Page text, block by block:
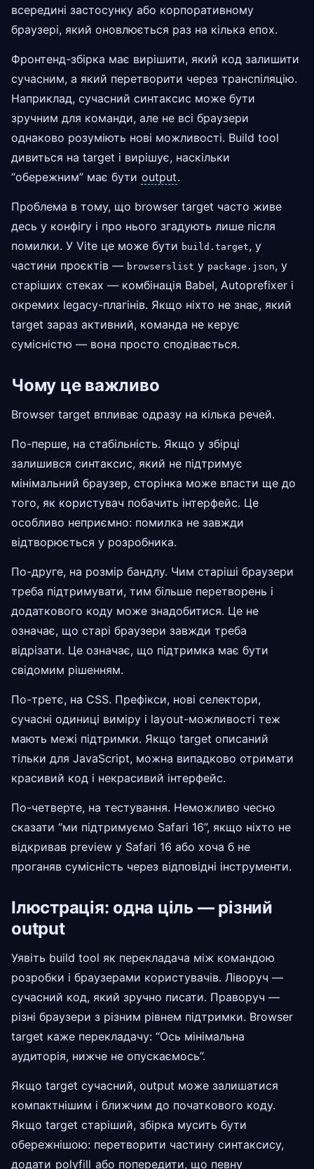
всередині застосунку або корпоративному
браузері, який оновлюється раз на кілька епох.
Фронтенд-збірка має вирішити, який код залишити
сучасним, а який перетворити через транспіляцію.
Наприклад, сучасний синтаксис може бути
зручним для команди, але не всі браузери
однаково розуміють нові можливості. Build tool
дивиться на target і вирішує, наскільки
“обережним” має бути output.
Проблема в тому, що browser target часто живе
десь у конфігу і про нього згадують лише після
помилки. У Vite це може бути build.target, у
частини проєктів — browserslist у package.json, у
старіших стеках — комбінація Babel, Autoprefixer і
окремих legacy-плагінів. Якщо ніхто не знає, який
target зараз активний, команда не керує
сумісністю — вона просто сподівається.
Чому це важливо
Browser target впливає одразу на кілька речей.
По-перше, на стабільність. Якщо у збірці
залишився синтаксис, який не підтримує
мінімальний браузер, сторінка може впасти ще до
того, як користувач побачить інтерфейс. Це
особливо неприємно: помилка не завжди
відтворюється у розробника.
По-друге, на розмір бандлу. Чим старіші браузери
треба підтримувати, тим більше перетворень і
додаткового коду може знадобитися. Це не
означає, що старі браузери завжди треба
відрізати. Це означає, що підтримка має бути
свідомим рішенням.
По-третє, на CSS. Префікси, нові селектори,
сучасні одиниці виміру і layout-можливості теж
мають межі підтримки. Якщо target описаний
тільки для JavaScript, можна випадково отримати
красивий код і некрасивий інтерфейс.
По-четверте, на тестування. Неможливо чесно
сказати “ми підтримуємо Safari 16”, якщо ніхто не
відкривав preview у Safari 16 або хоча б не
проганяв сумісність через відповідні інструменти.
Ілюстрація: одна ціль — різний
output
Уявіть build tool як перекладача між командою
розробки і браузерами користувачів. Ліворуч —
сучасний код, який зручно писати. Праворуч —
різні браузери з різним рівнем підтримки. Browser
target каже перекладачу: “Ось мінімальна
аудиторія, нижче не опускаємось”.
Якщо target сучасний, output може залишатися
компактнішим і ближчим до початкового коду.
Якщо target старіший, збірка мусить бути
обережнішою: перетворити частину синтаксису,
додати polyfill або попередити, що певну